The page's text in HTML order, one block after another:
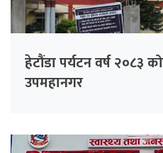
हेटौंडा पर्यटन वर्ष २०८३
उपमहानगर